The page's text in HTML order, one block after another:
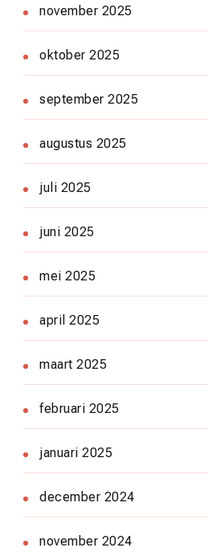
november 2025
oktober 2025
september 2025
augustus 2025
juli 2025
juni 2025
mei 2025
april 2025
maart 2025
februari 2025
januari 2025
december 2024
november 2024